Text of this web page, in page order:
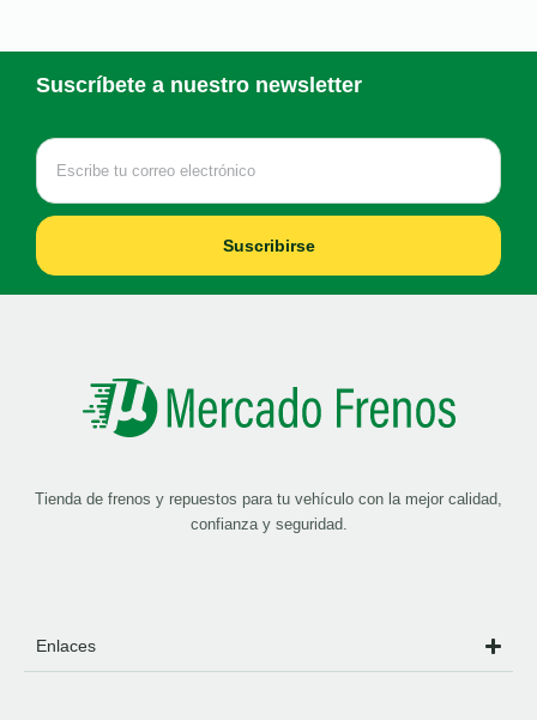
Suscríbete a nuestro newsletter
Suscribirse
Tienda de frenos y repuestos para tu vehículo con la mejor calidad,
confianza y seguridad.
Enlaces